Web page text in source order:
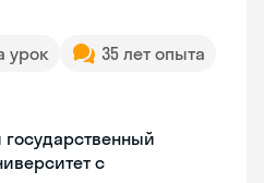
урок
35 лет опыта
с